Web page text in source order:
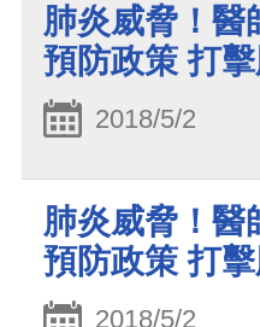
肺炎威脅！醫
預防政策 打擊
2018/5/2
肺炎威脅！醫
預防政策 打擊
2018/5/2